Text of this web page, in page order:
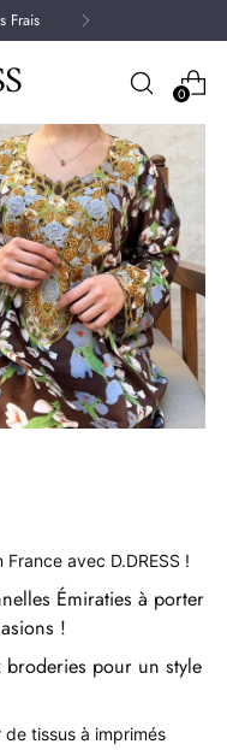
Frais
0
avec D.DRESS !
Émiraties à porter
!
broderies pour un style
tissus à imprimés